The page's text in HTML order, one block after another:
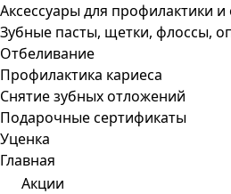
Аксессуары для профилактики
Зубные пасты, щетки, флоссы,
Отбеливание
Профилактика кариеса
Снятие зубных отложений
Подарочные сертификаты
Уценка
Главная
Акции